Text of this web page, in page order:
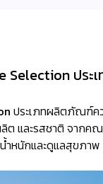
ประเ
ประเภทผลิตภัณฑ์ค
และรสชาติ จาก
หนักและดูแลสุขภาพ